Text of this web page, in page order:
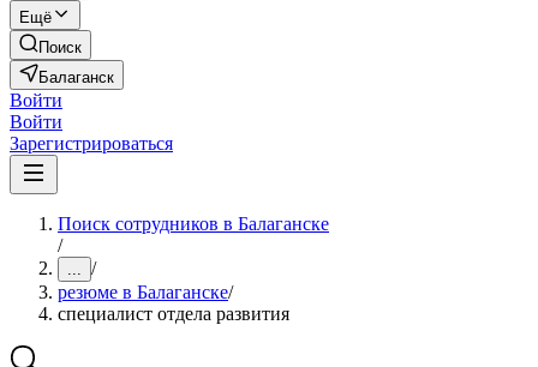
Ещё
Поиск
Балаганск
Войти
Войти
Зарегистрироваться
Поиск сотрудников в Балаганске
/
... /
резюме в Балаганске/
специалист отдела развития